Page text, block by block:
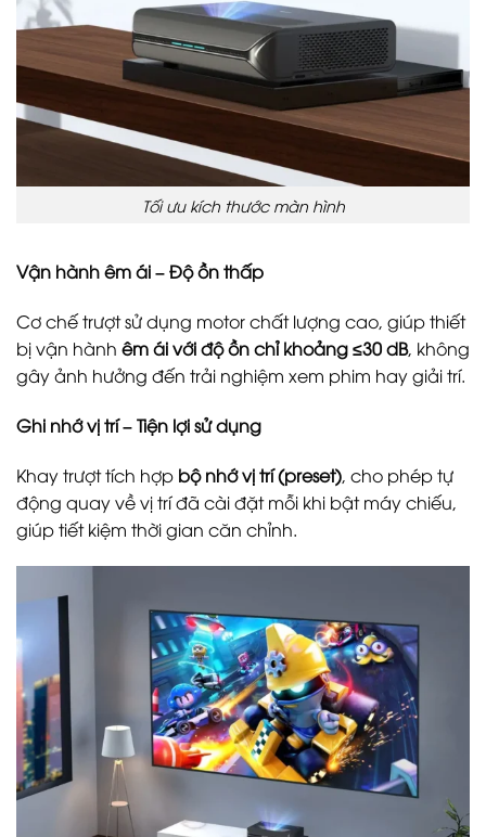
Tối ưu kích thước màn hình
Vận hành êm ái – Độ ồn thấp
Cơ chế trượt sử dụng motor chất lượng cao, giúp thiết
bị vận hành êm ái với độ ồn chỉ khoảng ≤30 dB, không
gây ảnh hưởng đến trải nghiệm xem phim hay giải trí.
Ghi nhớ vị trí – Tiện lợi sử dụng
Khay trượt tích hợp bộ nhớ vị trí (preset), cho phép tự
động quay về vị trí đã cài đặt mỗi khi bật máy chiếu,
giúp tiết kiệm thời gian căn chỉnh.